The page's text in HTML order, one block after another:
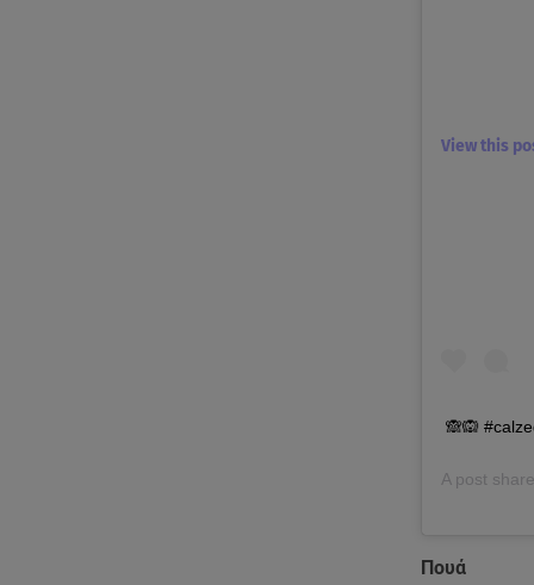
View this
🙈🙉
A post
Πουά